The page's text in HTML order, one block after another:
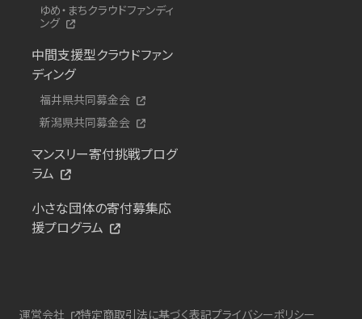
ゆめ・まちクラウドファンディ
ング
中間支援型クラウドファン
ディング
福井県共同募金会
新潟県共同募金会
マンスリー寄付挑戦プログ
ラム
小さな団体の寄付募集応
援プログラム
運営会社 特定商取引法に基づく表記プライバシーポリシー